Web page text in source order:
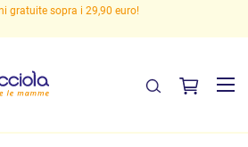
gratuite sopra i 29,90 euro!